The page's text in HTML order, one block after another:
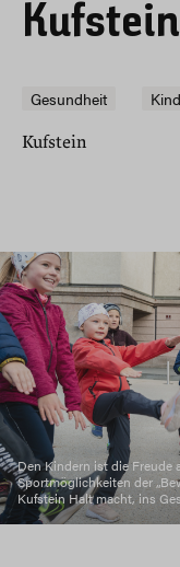
Kufstein
Gesundheit
Kufstein
Den Kindern ist die Freude
Sportmöglichkeiten der
Kufstein Halt macht, ins